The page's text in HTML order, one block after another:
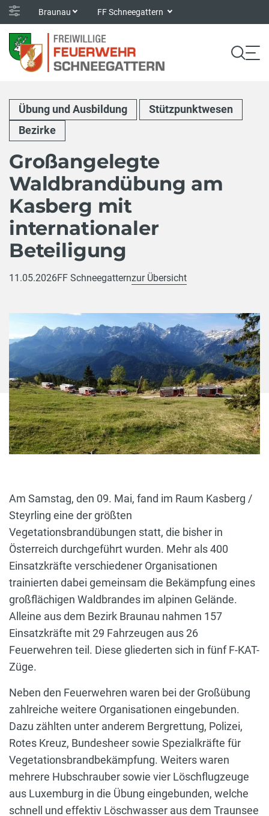
Braunau FF Schneegattern
Übung und Ausbildung
Stützpunktwesen
Bezirke
Großangelegte
Waldbrandübung am
Kasberg mit
internationaler
Beteiligung
11.05.2026FF Schneegatternzur Übersicht
Am Samstag, den 09. Mai, fand im Raum Kasberg /
Steyrling eine der größten
Vegetationsbrandübungen statt, die bisher in
Österreich durchgeführt wurden. Mehr als 400
Einsatzkräfte verschiedener Organisationen
trainierten dabei gemeinsam die Bekämpfung eines
großflächigen Waldbrandes im alpinen Gelände.
Alleine aus dem Bezirk Braunau nahmen 157
Einsatzkräfte mit 29 Fahrzeugen aus 26
Feuerwehren teil. Diese gliederten sich in fünf F-KAT-
Züge.
Neben den Feuerwehren waren bei der Großübung
zahlreiche weitere Organisationen eingebunden.
Dazu zählten unter anderem Bergrettung, Polizei,
Rotes Kreuz, Bundesheer sowie Spezialkräfte für
Vegetationsbrandbekämpfung. Weiters waren
mehrere Hubschrauber sowie vier Löschflugzeuge
aus Luxemburg in die Übung eingebunden, welche
schnell und effektiv Löschwasser aus dem Traunsee